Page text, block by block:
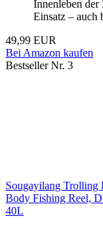
Innenleben der
Einsatz – auch
49,99 EUR
Bei Amazon kaufen
Bestseller Nr. 3
Sougayilang Trolling
Body Fishing Reel,
40L